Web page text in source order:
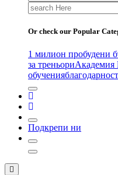
Search
for:
Or check our Popular
1 милион пробудени
за треньори
обученияблагодарност
Подкрепи ни